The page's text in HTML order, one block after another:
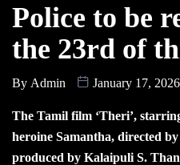
Police to be
the 23rd of
By Admin January 17, 2026
The Tamil film ‘Theri’,
heroine Samantha, directed
produced by Kalaipuli S.